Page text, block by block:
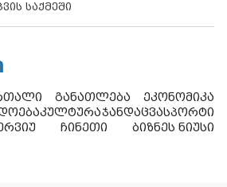
საქმეში
განათლება
ეკონომიკა
კულტურაჯანდაცვასპორტი
ჩინეთი ბიზნეს ნიუსი